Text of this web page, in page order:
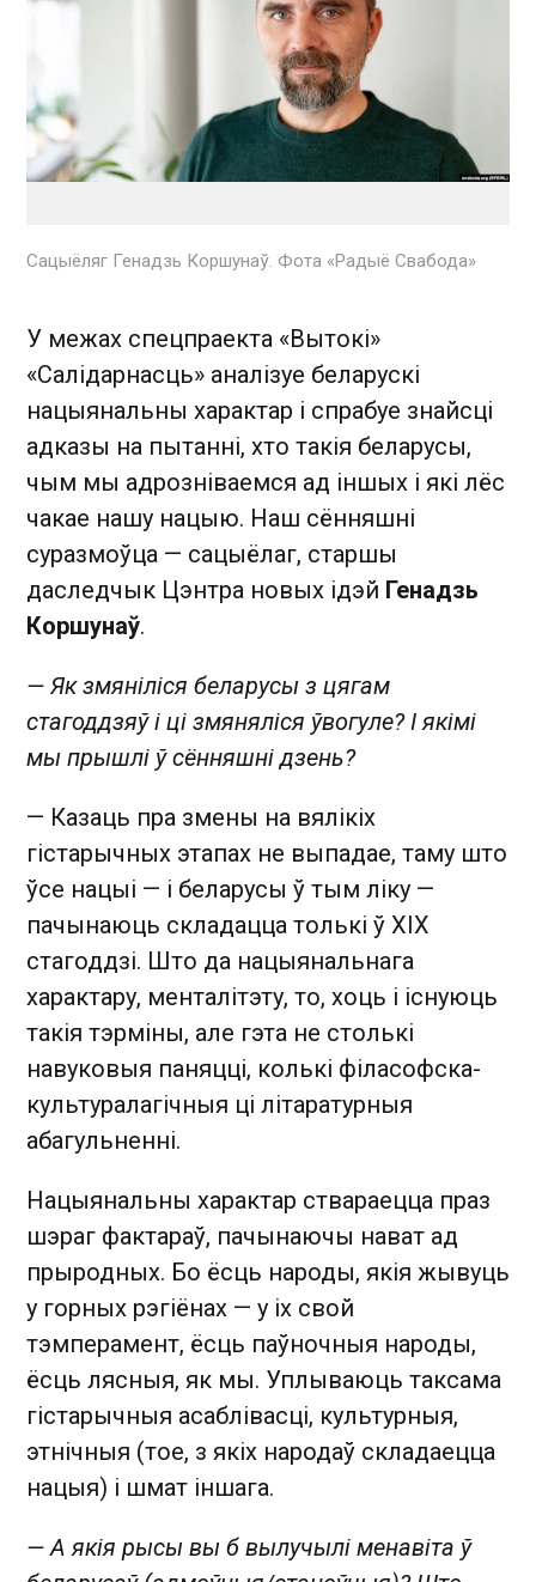
Сацыёляг Генадзь Коршунаў. Фота «Радыё Свабода»
У межах спецпраекта «Вытокі»
«Салідарнасць» аналізуе беларускі
нацыянальны характар і спрабуе знайсці
адказы на пытанні, хто такія беларусы,
чым мы адрозніваемся ад іншых і які лёс
чакае нашу нацыю. Наш сённяшні
суразмоўца — сацыёлаг, старшы
даследчык Цэнтра новых ідэй Генадзь
Коршунаў.
— Як змяніліся беларусы з цягам
стагоддзяў і ці змяняліся ўвогуле? І якімі
мы прышлі ў сённяшні дзень?
— Казаць пра змены на вялікіх
гістарычных этапах не выпадае, таму што
ўсе нацыі — і беларусы ў тым ліку —
пачынаюць складацца толькі ў XIX
стагоддзі. Што да нацыянальнага
характару, менталітэту, то, хоць і існуюць
такія тэрміны, але гэта не столькі
навуковыя паняцці, колькі філасофска-
культуралагічныя ці літаратурныя
абагульненні.
Нацыянальны характар ствараецца праз
шэраг фактараў, пачынаючы нават ад
прыродных. Бо ёсць народы, якія жывуць
у горных рэгіёнах — у іх свой
тэмперамент, ёсць паўночныя народы,
ёсць лясныя, як мы. Уплываюць таксама
гістарычныя асаблівасці, культурныя,
этнічныя (тое, з якіх народаў складаецца
нацыя) і шмат іншага.
— А якія рысы вы б вылучылі менавіта ў